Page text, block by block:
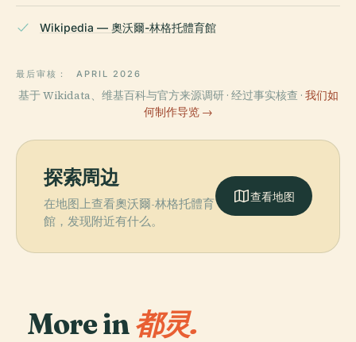
Wikipedia — 奧沃爾-林格托體育館
最后审核： APRIL 2026
基于 Wikidata、维基百科与官方来源调研 · 经过事实核查 · 我们如
何制作导览 →
探索周边
在地图上查看奧沃爾-林格托體育
館，发现附近有什么。
查看地图
More in都灵.